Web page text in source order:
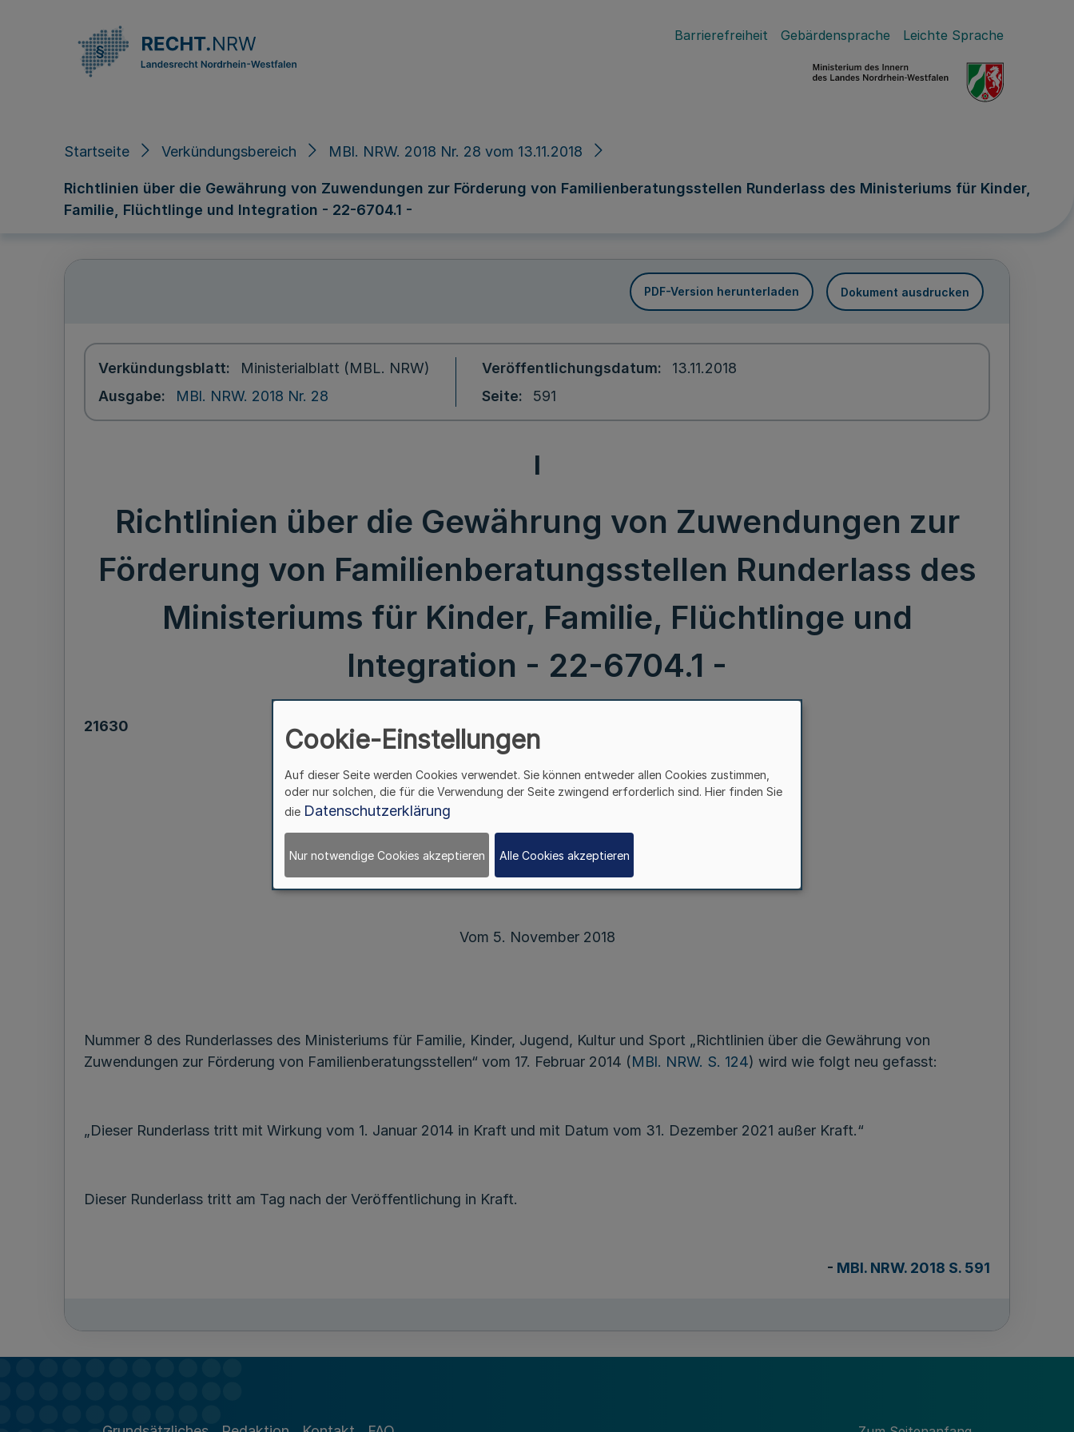
Barrierefreiheit Gebärdensprache Leichte Sprache
Startseite Verkündungsbereich MBl. NRW. 2018 Nr. 28 vom 13.11.2018
Richtlinien über die Gewährung von Zuwendungen zur Förderung von Familienberatungsstellen Runderlass des Ministeriums für Kinder,
Familie, Flüchtlinge und Integration - 22-6704.1 -
PDF-Version herunterladen Dokument ausdrucken
Verkündungsblatt
Ministerialblatt (MBL. NRW)
Ausgabe
MBl. NRW. 2018 Nr. 28
Veröffentlichungsdatum
13.11.2018
Seite
591
I
Richtlinien über die Gewährung von Zuwendungen zur
Förderung von Familienberatungsstellen Runderlass des
Ministeriums für Kinder, Familie, Flüchtlinge und
Integration - 22-6704.1 -
21630
über die Gewährung von Zuwendungen
zur Förderung von Familienberatungsstellen
Vom 5. November 2018
Nummer 8 des Runderlasses des Ministeriums für Familie, Kinder, Jugend, Kultur und Sport „Richtlinien über die Gewährung von
Zuwendungen zur Förderung von Familienberatungsstellen“ vom 17. Februar 2014 (MBl. NRW. S. 124) wird wie folgt neu gefasst:
„Dieser Runderlass tritt mit Wirkung vom 1. Januar 2014 in Kraft und mit Datum vom 31. Dezember 2021 außer Kraft.“
Dieser Runderlass tritt am Tag nach der Veröffentlichung in Kraft.
- MBl. NRW. 2018 S. 591
Cookie-Einstellungen
Auf dieser Seite werden Cookies verwendet. Sie können entweder allen Cookies zustimmen,
oder nur solchen, die für die Verwendung der Seite zwingend erforderlich sind. Hier finden Sie
die Datenschutzerklärung
Nur notwendige Cookies akzeptieren Alle Cookies akzeptieren